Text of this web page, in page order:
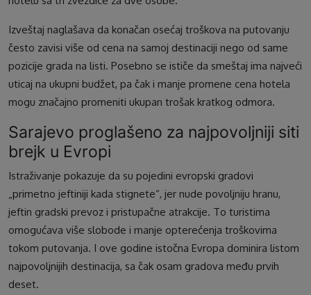
Izveštaj naglašava da konačan osećaj troškova na putovanju
često zavisi više od cena na samoj destinaciji nego od same
pozicije grada na listi. Posebno se ističe da smeštaj ima najveći
uticaj na ukupni budžet, pa čak i manje promene cena hotela
mogu značajno promeniti ukupan trošak kratkog odmora.
Sarajevo proglašeno za najpovoljniji siti
brejk u Evropi
Istraživanje pokazuje da su pojedini evropski gradovi
„primetno jeftiniji kada stignete“, jer nude povoljniju hranu,
jeftin gradski prevoz i pristupačne atrakcije. To turistima
omogućava više slobode i manje opterećenja troškovima
tokom putovanja. I ove godine istočna Evropa dominira listom
najpovoljnijih destinacija, sa čak osam gradova među prvih
deset.